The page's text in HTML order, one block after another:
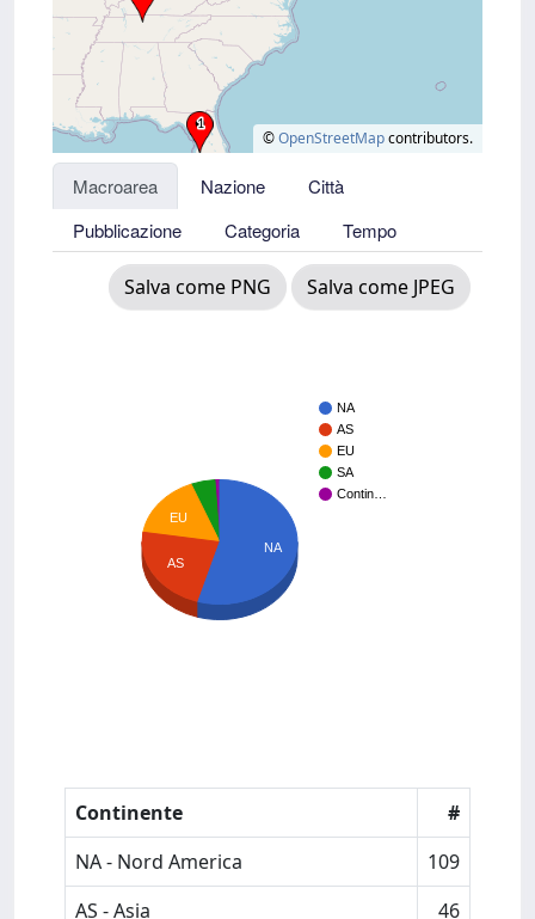
©OpenStreetMapcontributors.
Macroarea Nazione
Città
Pubblicazione
Categoria Tempo
Salva come PNG Salva come JPEG
NA
AS
EU
SA
Contin…
EU
AS
NA
Continente
#
NA - Nord America
109
AS - Asia
46